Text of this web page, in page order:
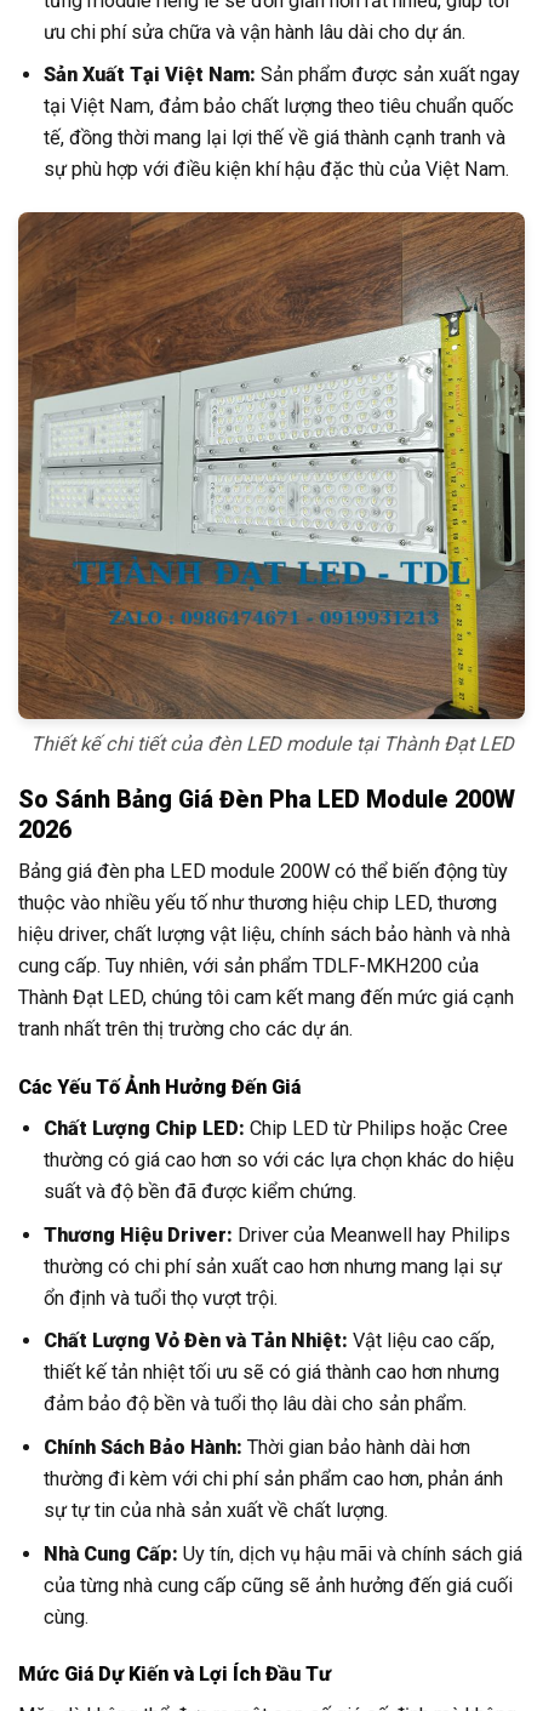
ưu chi phí sửa chữa và vận hành lâu dài cho dự án.
Sản Xuất Tại Việt Nam: Sản phẩm được sản xuất ngay
tại Việt Nam, đảm bảo chất lượng theo tiêu chuẩn quốc
tế, đồng thời mang lại lợi thế về giá thành cạnh tranh và
sự phù hợp với điều kiện khí hậu đặc thù của Việt Nam.
Thiết kế chi tiết của đèn LED module tại Thành Đạt LED
So Sánh Bảng Giá Đèn Pha LED Module 200W
2026
Bảng giá đèn pha LED module 200W có thể biến động tùy
thuộc vào nhiều yếu tố như thương hiệu chip LED, thương
hiệu driver, chất lượng vật liệu, chính sách bảo hành và nhà
cung cấp. Tuy nhiên, với sản phẩm TDLF-MKH200 của
Thành Đạt LED, chúng tôi cam kết mang đến mức giá cạnh
tranh nhất trên thị trường cho các dự án.
Các Yếu Tố Ảnh Hưởng Đến Giá
Chất Lượng Chip LED: Chip LED từ Philips hoặc Cree
thường có giá cao hơn so với các lựa chọn khác do hiệu
suất và độ bền đã được kiểm chứng.
Thương Hiệu Driver: Driver của Meanwell hay Philips
thường có chi phí sản xuất cao hơn nhưng mang lại sự
ổn định và tuổi thọ vượt trội.
Chất Lượng Vỏ Đèn và Tản Nhiệt: Vật liệu cao cấp,
thiết kế tản nhiệt tối ưu sẽ có giá thành cao hơn nhưng
đảm bảo độ bền và tuổi thọ lâu dài cho sản phẩm.
Chính Sách Bảo Hành: Thời gian bảo hành dài hơn
thường đi kèm với chi phí sản phẩm cao hơn, phản ánh
sự tự tin của nhà sản xuất về chất lượng.
Nhà Cung Cấp: Uy tín, dịch vụ hậu mãi và chính sách giá
của từng nhà cung cấp cũng sẽ ảnh hưởng đến giá cuối
cùng.
Mức Giá Dự Kiến và Lợi Ích Đầu Tư